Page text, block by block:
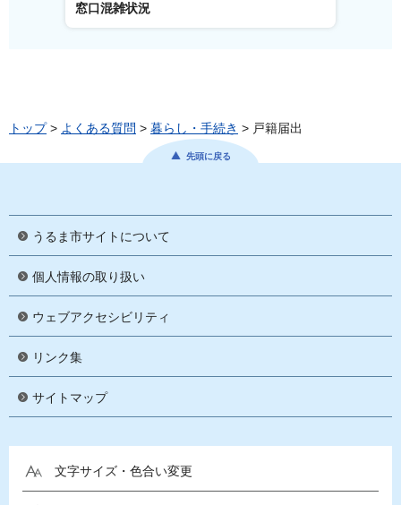
窓口混雑状況
トップ> よくある質問 > 暮らし・手続き > 戸籍届出
先頭に戻る
うるま市サイトについて
個人情報の取り扱い
ウェブアクセシビリティ
リンク集
サイトマップ
文字サイズ・色合い変更